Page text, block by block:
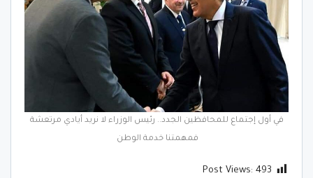
في أول إجتماع للمحافظين الجدد.. رئيس الوزراء لا نريد أيادي مرتعشة
فمهمتنا خدمة الوطن
Post Views: 493